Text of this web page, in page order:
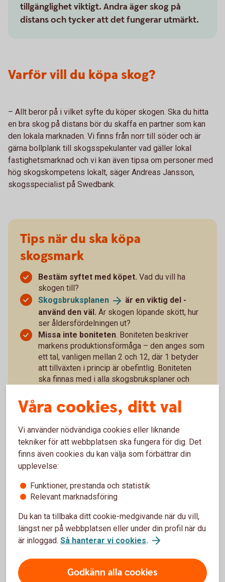
tillgänglighet viktigt. Andra äger skog på
distans och tycker att det fungerar utmärkt.
Varför vill du köpa skog?
– Allt beror på i vilket syfte du köper skogen. Ska du hitta
en bra skog på distans bör du skaffa en partner som kan
den lokala marknaden. Vi finns från norr till söder och är
gärna bollplank till skogsspekulanter vad gäller lokal
fastighetsmarknad och vi kan även tipsa om personer med
hög skogskompetens lokalt, säger Andreas Jansson,
skogsspecialist på Swedbank.
Tips när du ska köpa
skogsmark
Bestäm syftet med köpet. Vad du vill ha
skogen till?
Skogsbruksplanen
är en viktig del -
använd den väl. Är skogen löpande skött, hur
ser åldersfördelningen ut?
Missa inte boniteten . Boniteten beskriver
markens produktionsförmåga – den anges som
ett tal, vanligen mellan 2 och 12, där 1 betyder
att tillväxten i princip är obefintlig. Boniteten
ska finnas med i alla skogsbruksplaner och
Ta hjälp av våra skog- och
lantbruksansvarigaför en bedömning på
Bedöm tillgängligheten. Saknas skogsvägar
eller är marken kuperad?
Tänk till kring finansiering,räkna, analysera
och ta kontakt med banken i tid.
Tänk framåt
, skogsbruk är långsiktigt.
Försök att förutse det oväntade
anspråk kan kommuner och andra myndigheter
tänkas ha på fastigheten i framtiden, för
bostadsbyggande, vägar och annan
infrastruktur?
Våra cookies, ditt val
Vi använder nödvändiga cookies eller liknande
tekniker för att webbplatsen ska fungera för dig. Det
finns även cookies du kan välja som förbättrar din
upplevelse:
Funktioner, prestanda och statistik
Relevant marknadsföring
Du kan ta tillbaka ditt cookie-medgivande när du vill,
längst ner på webbplatsen eller under din profil när du
är inloggad. Så hanterar vi cookies.
Godkänn alla cookies